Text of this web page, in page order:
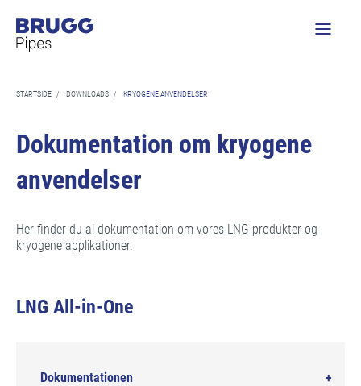
STARTSIDE / DOWNLOADS / KRYOGENE ANVENDELSER
Dokumentation om kryogene
anvendelser
Her finder du al dokumentation om vores LNG-produkter og
kryogene applikationer.
LNG All-in-One
Dokumentationen